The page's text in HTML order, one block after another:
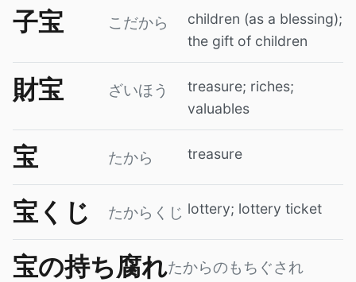
子宝 こだから
children (as a blessing);
the gift of children
財宝 ざいほう
treasure; riches;
valuables
宝 たから treasure
宝くじ たからくじ lottery; lottery ticket
宝の持ち腐れたからのもちぐされ